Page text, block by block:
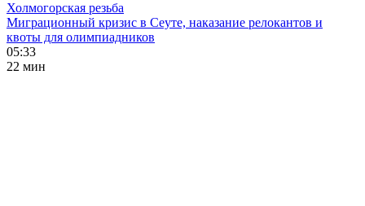
Холмогорская резьба
Миграционный кризис в Сеуте, наказание релокантов и
квоты для олимпиадников
05:33
22 мин